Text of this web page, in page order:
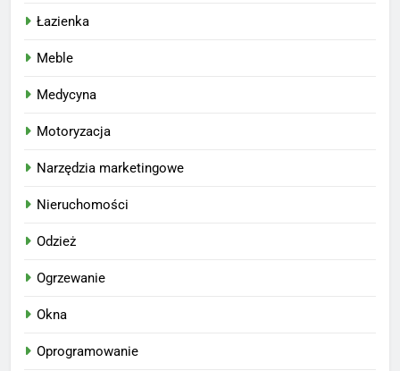
Łazienka
Meble
Medycyna
Motoryzacja
Narzędzia marketingowe
Nieruchomości
Odzież
Ogrzewanie
Okna
Oprogramowanie